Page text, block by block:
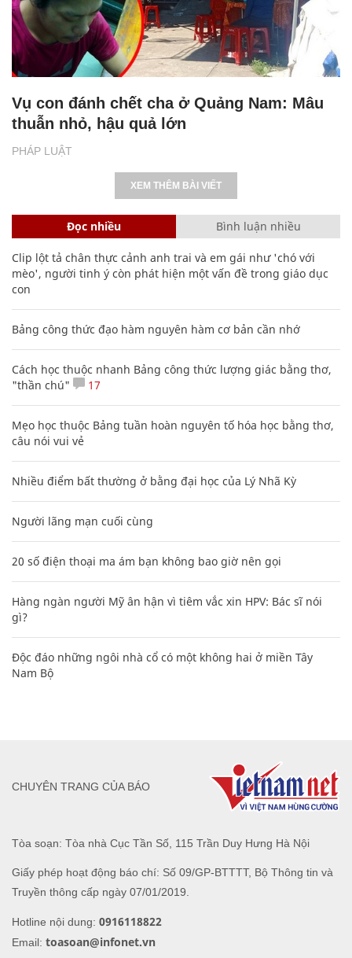
PHÁP LUẬT
Vụ con đánh chết cha ở Quảng Nam: Mâu
thuẫn nhỏ, hậu quả lớn
XEM THÊM BÀI VIẾT
Đọc nhiều Bình luận nhiều
Clip lột tả chân thực cảnh anh trai và em gái như 'chó với
mèo', người tinh ý còn phát hiện một vấn đề trong giáo dục
con
Bảng công thức đạo hàm nguyên hàm cơ bản cần nhớ
Cách học thuộc nhanh Bảng công thức lượng giác bằng thơ,
"thần chú"
17
Mẹo học thuộc Bảng tuần hoàn nguyên tố hóa học bằng thơ,
câu nói vui vẻ
Nhiều điểm bất thường ở bằng đại học của Lý Nhã Kỳ
Người lãng mạn cuối cùng
20 số điện thoại ma ám bạn không bao giờ nên gọi
Hàng ngàn người Mỹ ân hận vì tiêm vắc xin HPV: Bác sĩ nói
gì?
Độc đáo những ngôi nhà cổ có một không hai ở miền Tây
Nam Bộ
Tòa soạn: Tòa nhà Cục Tần Số, 115 Trần Duy Hưng Hà Nội
Giấy phép hoạt động báo chí: Số 09/GP-BTTTT, Bộ Thông tin và
Truyền thông cấp ngày 07/01/2019.
Hotline nội dung: 0916118822
Email: toasoan@infonet.vn
CHUYÊN TRANG CỦA BÁO